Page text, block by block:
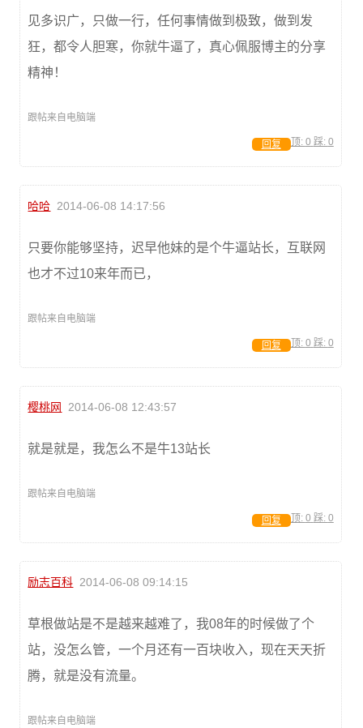
见多识广，只做一行，任何事情做到极致，做到发
狂，都令人胆寒，你就牛逼了，真心佩服博主的分享
精神！
跟帖来自电脑端
顶: 0 踩: 0
回复
哈哈 2014-06-08 14:17:56
只要你能够坚持，迟早他妹的是个牛逼站长，互联网
也才不过10来年而已，
跟帖来自电脑端
顶: 0 踩: 0
回复
樱桃网 2014-06-08 12:43:57
就是就是，我怎么不是牛13站长
跟帖来自电脑端
顶: 0 踩: 0
回复
励志百科 2014-06-08 09:14:15
草根做站是不是越来越难了，我08年的时候做了个
站，没怎么管，一个月还有一百块收入，现在天天折
腾，就是没有流量。
跟帖来自电脑端